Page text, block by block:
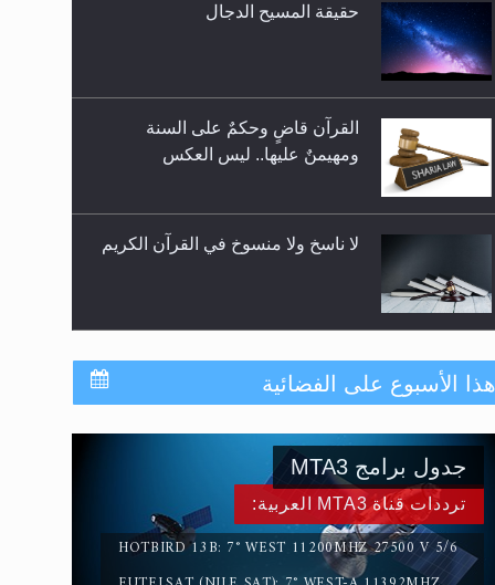
هل تعتبر الأشفار الاصطناعية
للوضوء وهل يُسمح الصلاة بها؟
حقيقة المسيح الدجال
القرآن قاضٍ وحكمٌ على السنة
ومهيمنٌ عليها.. ليس العكس
لا ناسخ ولا منسوخ في القرآن الكريم
المفهوم الحقيقي للجهاد الإسلامي..
سورة التكوير تُنبئ بزمن بعثة المسيح
الموعود عليه السلام
هذا الأسبوع على الفضائية
ترددات قناة MTA3 العربية:
HOTBIRD 13B: 7° WEST 11200MHZ 27500 V 5/6
جدول برامج MTA3